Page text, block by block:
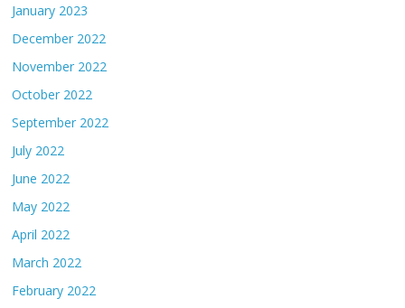
January 2023
December 2022
November 2022
October 2022
September 2022
July 2022
June 2022
May 2022
April 2022
March 2022
February 2022